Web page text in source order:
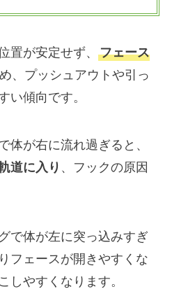
置が安定せず、 フェース
、プッシュアウトや引っ
い傾向です。
体が右に流れ過ぎると、
道に入り 、フックの原因
で体が左に突っ込みすぎ
フェースが開きやすくな
しやすくなります。